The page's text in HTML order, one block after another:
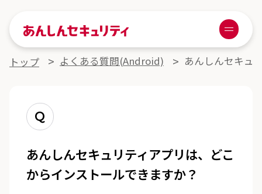
あんしんセキュリティ
Menu
よくある質問詳細
トップ よくある質問(Android) あんしんセキュ
Q
あんしんセキュリティアプリは、どこ
からインストールできますか？